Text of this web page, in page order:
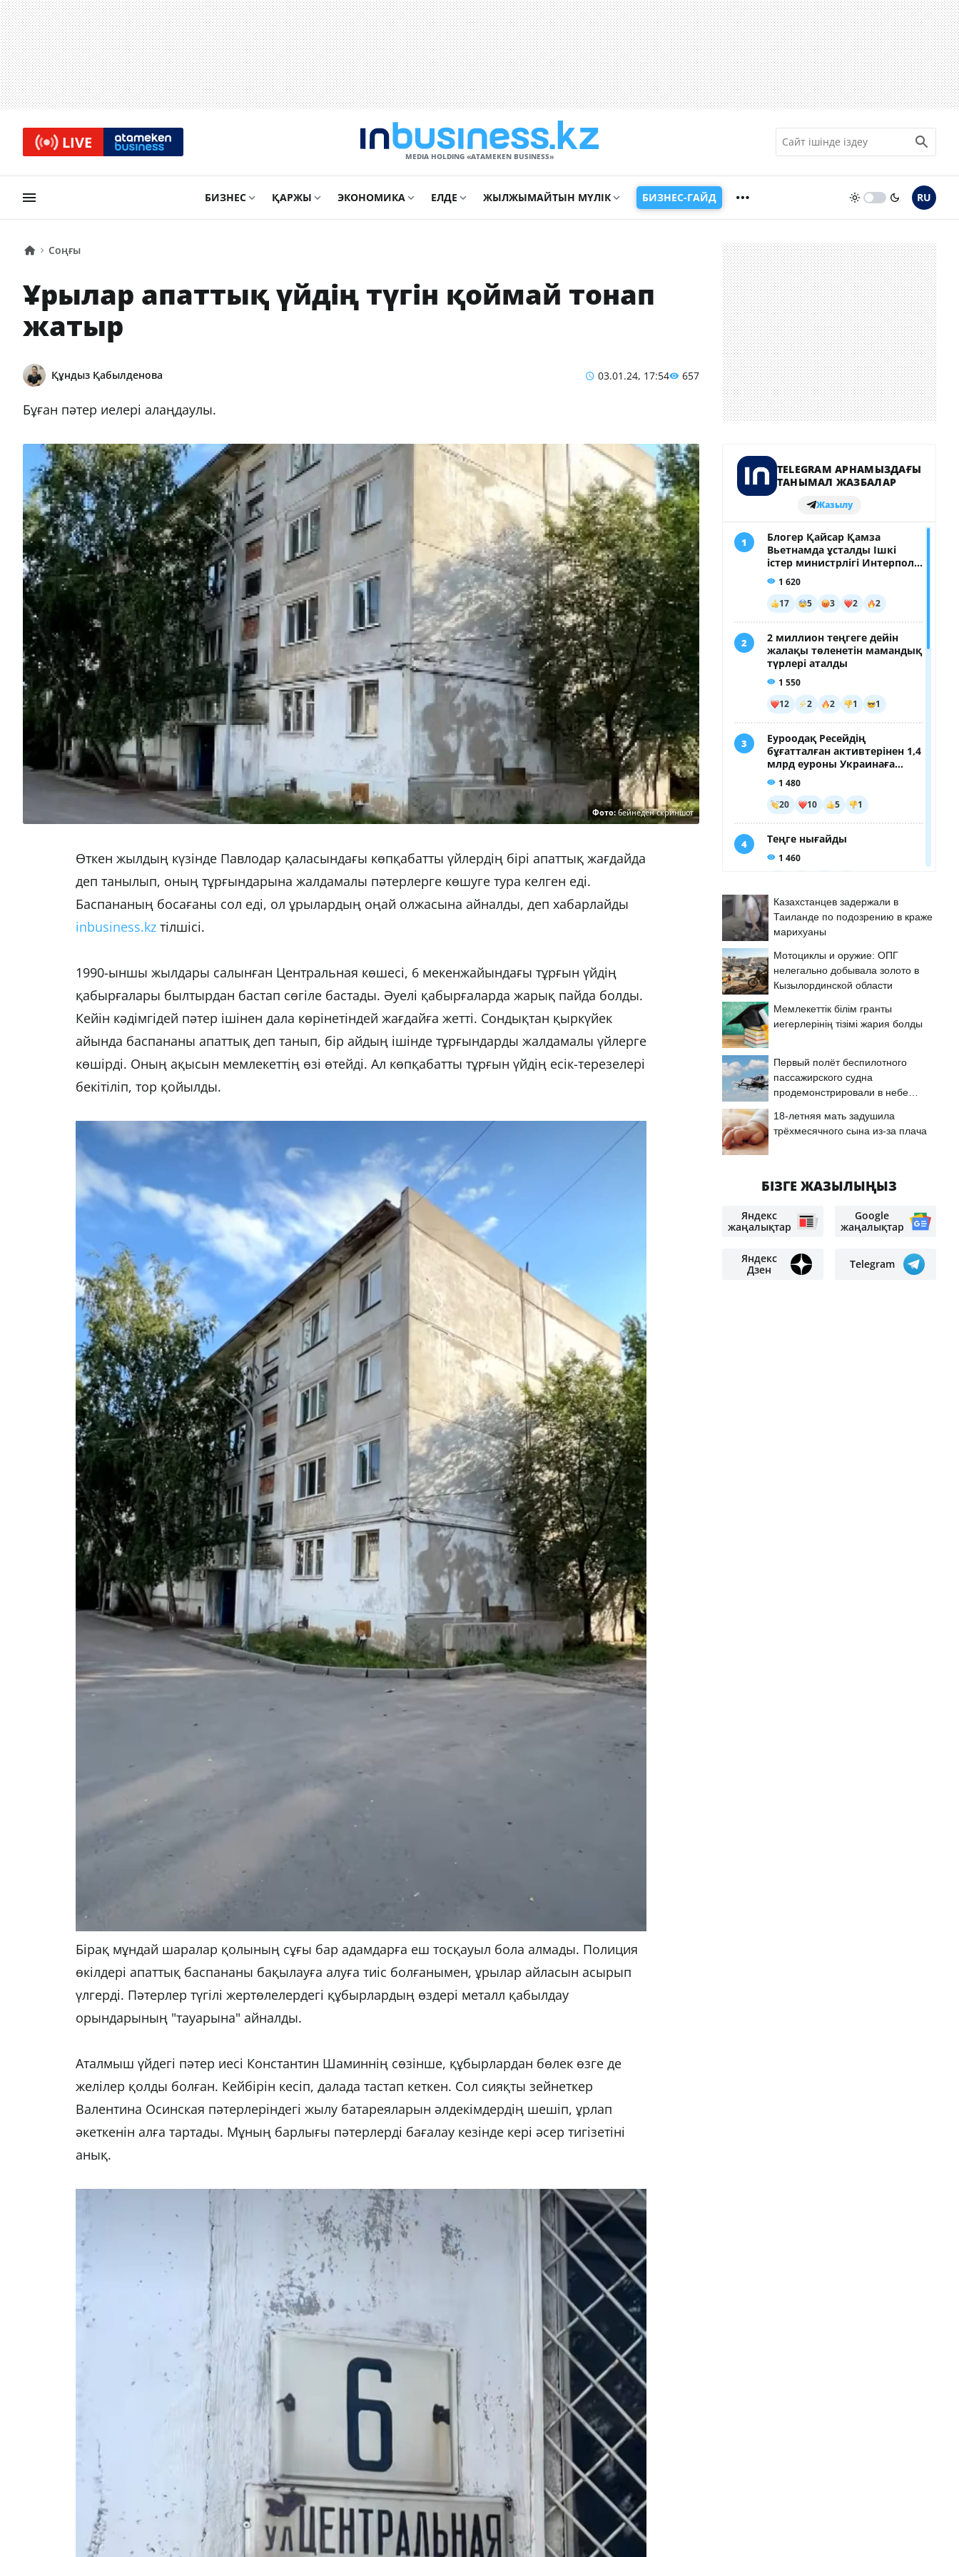
LIVE
MEDIA HOLDING «ATAMEKЕN BUSINESS»
БИЗНЕС ҚАРЖЫ ЭКОНОМИКА ЕЛДЕ ЖЫЛЖЫМАЙТЫН МҮЛІК БИЗНЕС-ГАЙД RU
Соңғы
Ұрылар апаттық үйдің түгін қоймай тонап
жатыр
Құндыз Қабылденова 03.01.24, 17:54 657
Бұған пәтер иелері алаңдаулы.
Фото:бейнеден скриншот
Өткен жылдың күзінде Павлодар қаласындағы көпқабатты үйлердің бірі апаттық жағдайда
деп танылып, оның тұрғындарына жалдамалы пәтерлерге көшуге тура келген еді.
Баспананың босағаны сол еді, ол ұрылардың оңай олжасына айналды, деп хабарлайды
inbusiness.kz тілшісі.
1990-ыншы жылдары салынған Центральная көшесі, 6 мекенжайындағы тұрғын үйдің
қабырғалары былтырдан бастап сөгіле бастады. Әуелі қабырғаларда жарық пайда болды.
Кейін кәдімгідей пәтер ішінен дала көрінетіндей жағдайға жетті. Сондықтан қыркүйек
айында баспананы апаттық деп танып, бір айдың ішінде тұрғындарды жалдамалы үйлерге
көшірді. Оның ақысын мемлекеттің өзі өтейді. Ал көпқабатты тұрғын үйдің есік-терезелері
бекітіліп, тор қойылды.
Бірақ мұндай шаралар қолының сұғы бар адамдарға еш тосқауыл бола алмады. Полиция
өкілдері апаттық баспананы бақылауға алуға тиіс болғанымен, ұрылар айласын асырып
үлгерді. Пәтерлер түгілі жертөлелердегі құбырлардың өздері металл қабылдау
орындарының "тауарына" айналды.
Аталмыш үйдегі пәтер иесі Константин Шаминнің сөзінше, құбырлардан бөлек өзге де
желілер қолды болған. Кейбірін кесіп, далада тастап кеткен. Сол сияқты зейнеткер
Валентина Осинская пәтерлеріндегі жылу батареяларын әлдекімдердің шешіп, ұрлап
әкеткенін алға тартады. Мұның барлығы пәтерлерді бағалау кезінде кері әсер тигізетіні
анық.
Казахстанцев задержали в
Таиланде по подозрению в краже
марихуаны
Мотоциклы и оружие: ОПГ
нелегально добывала золото в
Кызылординской области
Мемлекеттік білім гранты
иегерлерінің тізімі жария болды
Первый полёт беспилотного
пассажирского судна
продемонстрировали в небе
18-летняя мать задушила
трёхмесячного сына из-за плача
БІЗГЕ ЖАЗЫЛЫҢЫЗ
Яндекс
жаңалықтар
Google
жаңалықтар
Яндекс
Дзен
Telegram